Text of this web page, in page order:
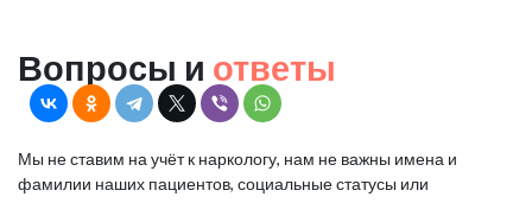
Вопросы и ответы
Мы не ставим на учёт к наркологу, нам не важны имена и
фамилии наших пациентов, социальные статусы или